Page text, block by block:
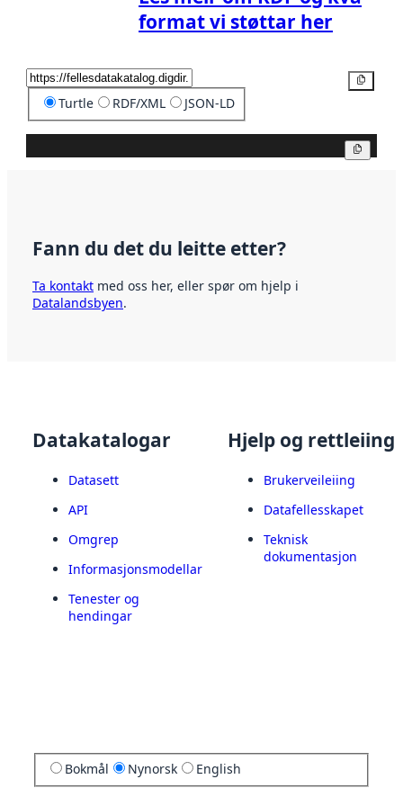
format vi støttar her
Turtle RDF/XML JSON-LD
Fann du det du leitte etter?
Ta kontakt med oss her, eller spør om hjelp i
Datalandsbyen.
Datakatalogar
Datasett
API
Omgrep
Informasjonsmodellar
Tenester og
hendingar
Hjelp og rettleiing
Brukerveileiing
Datafellesskapet
Teknisk
dokumentasjon
Bokmål Nynorsk English